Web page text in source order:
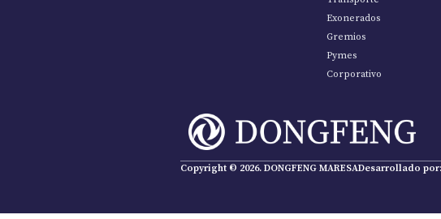
Exonerados
Gremios
Pymes
Corporativo
Copyright © 2026. DONGFENG MARESADesarrollado